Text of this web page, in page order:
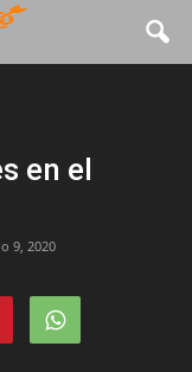
en el
9, 2020